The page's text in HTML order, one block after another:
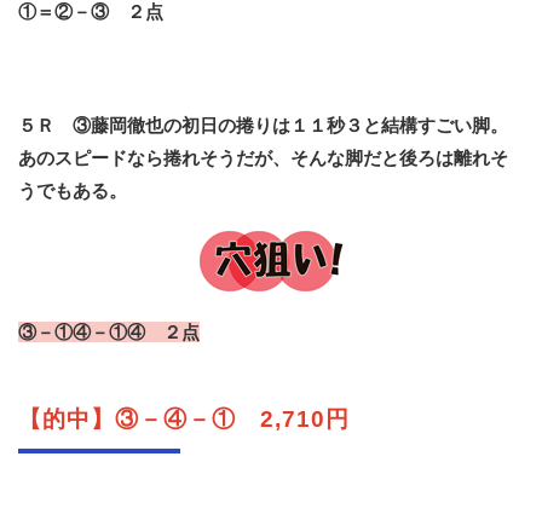
①＝②－③ ２点
５Ｒ ③藤岡徹也の初日の捲りは１１秒３と結構すごい脚。
あのスピードなら捲れそうだが、そんな脚だと後ろは離れそ
うでもある。
③－①④－①④ ２点
【的中】③－④－① 2,710円